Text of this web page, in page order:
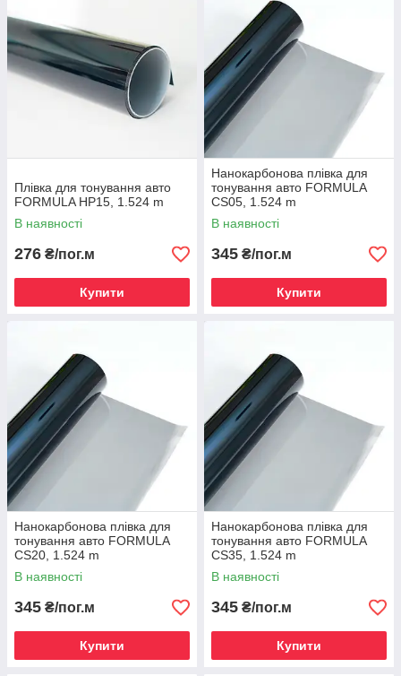
Плівка для тонування авто
FORMULA HP15, 1.524 m
В наявності
276 ₴/пог.м
Купити
Нанокарбонова плівка для
тонування авто FORMULA
CS05, 1.524 m
В наявності
345 ₴/пог.м
Купити
Нанокарбонова плівка для
тонування авто FORMULA
CS20, 1.524 m
В наявності
345 ₴/пог.м
Купити
Нанокарбонова плівка для
тонування авто FORMULA
CS35, 1.524 m
В наявності
345 ₴/пог.м
Купити